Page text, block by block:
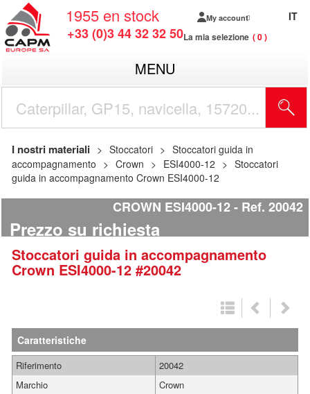
1955 en stock
+33 (0)3 44 32 32 50
My account
La mia selezione 0
IT
MENU
I nostri materiali Stoccatori
Stoccatori guida in
accompagnamento
Crown ESI4000-12
Stoccatori
guida in accompagnamento Crown ESI4000-12
CROWN ESI4000-12 Ref. 20042
Prezzo su richiesta
Stoccatori guida in accompagnamento
Crown ESI4000-12 #20042
Caratteristiche
Riferimento
20042
Marchio
Crown